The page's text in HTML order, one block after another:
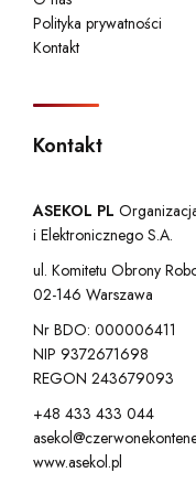
Polityka prywatności
Kontakt
Kontakt
ASEKOL PL
i Elektronicznego S.A.
ul. Komitetu Obrony
02-146 Warszawa
Nr BDO: 000006411
NIP 9372671698
REGON 243679093
+48 433 433 044
www.asekol.pl